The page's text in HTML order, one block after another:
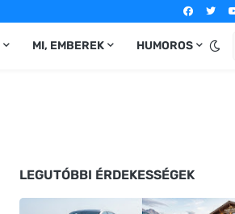
MI, EMBEREK HUMOROS
LEGUTÓBBI ÉRDEKESSÉGEK